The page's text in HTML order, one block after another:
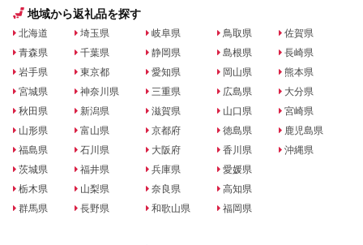
地域から返礼品を探す
北海道
青森県
岩手県
宮城県
秋田県
山形県
福島県
茨城県
栃木県
群馬県
埼玉県
千葉県
東京都
神奈川県
新潟県
富山県
石川県
福井県
山梨県
長野県
岐阜県
静岡県
愛知県
三重県
滋賀県
京都府
大阪府
兵庫県
奈良県
和歌山県
鳥取県
島根県
岡山県
広島県
山口県
徳島県
香川県
愛媛県
高知県
福岡県
佐賀県
長崎県
熊本県
大分県
宮崎県
鹿児島県
沖縄県